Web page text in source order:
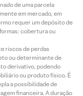
de uma parcela
em mercado, em
requer um depósito de
cobertura ou
riscos de perdas
ou determinante de
derivativo, podendo
ou produto físico. É
a possibilidade de
financeira. A duração